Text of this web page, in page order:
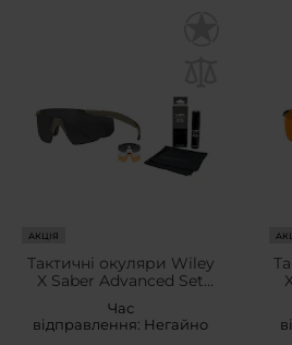
АКЦІЯ
Тактичні окуляри Wiley
X Saber Advanced Set
Rust/Tan + Anti-Fog
Cleaner Kit - набір
Час
відправлення: Негайно